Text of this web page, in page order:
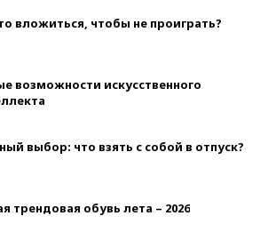
вложиться, чтобы не проиграть?
возможности искусственного
выбор: что взять с собой в отпуск?
трендовая обувь лета – 2026